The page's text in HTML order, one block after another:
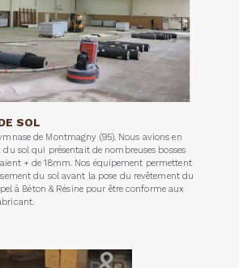
SOL
de Montmagny (95). Nous avions en
sol qui présentait de nombreuses bosses
+ de 18mm. Nos équipement permettent
du sol avant la pose du revêtement du
à Béton & Résine pour être conforme aux